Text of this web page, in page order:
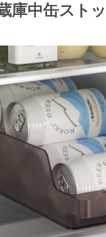
庫中缶スト